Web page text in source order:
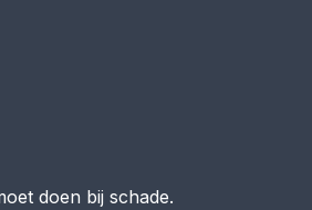
doen bij schade.